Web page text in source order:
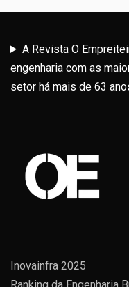
A Revista O
engenharia com as
setor há mais de 63
Inovainfra 2025